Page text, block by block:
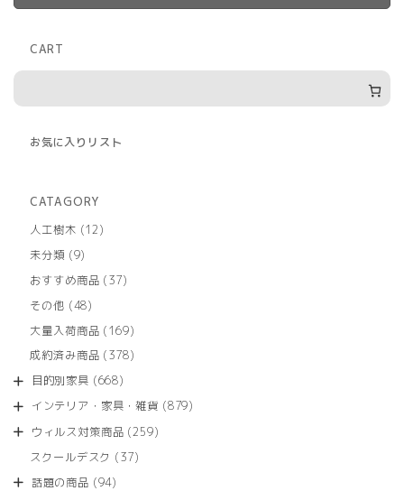
CART
お気に入りリスト
CATAGORY
人工樹木
1212
商
未分類 99
の
商
おすすめ商品 3737
商
その他 4848
の
商
大量入荷商品 169169
の
成約済み商品 378378
商
目的別家具 668668
の
商
インテリア・家具・雑貨 879879
ウィルス対策商品 259259
スクールデスク 3737
話題の商品 9494